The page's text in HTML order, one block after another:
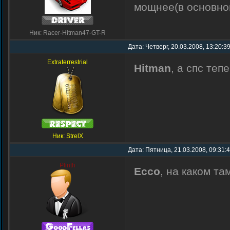
Ник: Racer-Hitman47-GT-R
мощнее(в
Дата: Четверг, 20.03.2008,
Extraterrestrial
Ник: StrelX
Hitman, а спс
Дата: Пятница, 21.03.2008,
Plinth Ecco, на каком